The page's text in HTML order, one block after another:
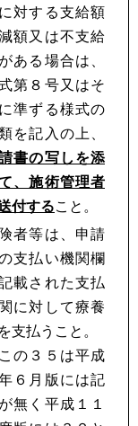
対する支給額
額又は不支給
ある場合は、
第８号又はそ
準ずる様式の
を記入の上、
書の写しを添
、施術管理者
付すること。
者等は、申請
支払い機関欄
載された支払
に対して療養
支払うこと。
この３５は平成
６月版には記
無く平成１１